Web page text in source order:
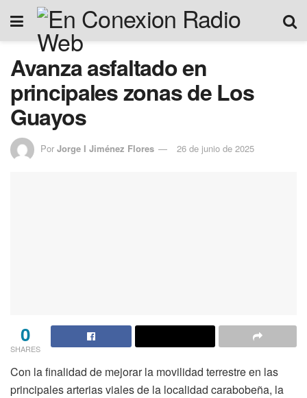
Avanza asfaltado en
principales zonas de Los
Guayos
Por Jorge I Jiménez Flores 26 de junio de 2025
0
SHARES
Con la finalidad de mejorar la movilidad terrestre en las
principales arterias viales de la localidad carabobeña, la